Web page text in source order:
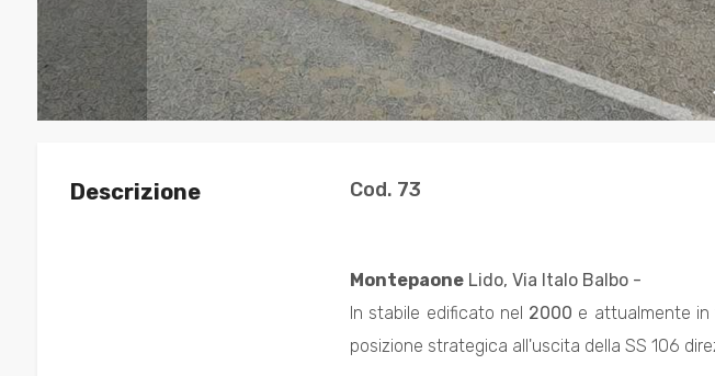
Descrizione Cod. 73
Montepaone Lido, Via Italo Balbo -
In stabile edificato nel 2000 e attualmente in
posizione strategica all'uscita della SS 106
Industriali
Terreni
Prezzo